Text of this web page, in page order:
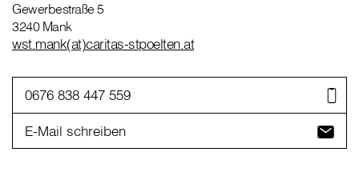
Gewerbestraße 5
3240 Mank
wst.mank(at)caritas-stpoelten.at
0676 838 447 559
E-Mail schreiben